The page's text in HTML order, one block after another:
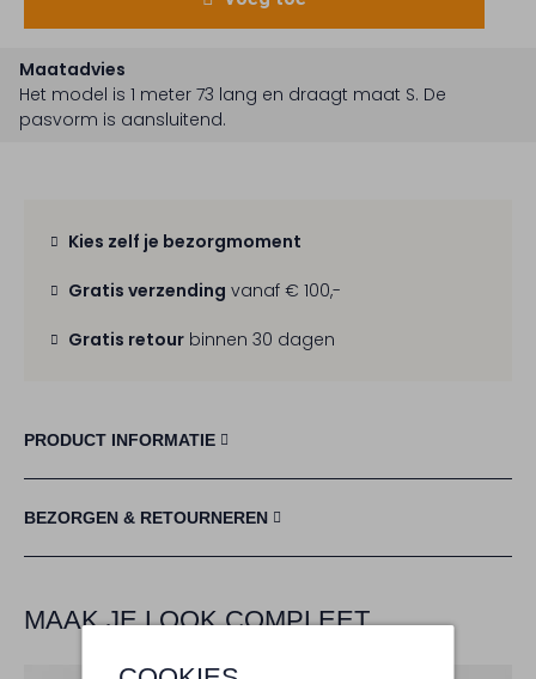
Maatadvies
Het model is 1 meter 73 lang en draagt maat S. De
pasvorm is aansluitend.
Kies zelf je bezorgmoment
Gratis verzending vanaf € 100,-
Gratis retour binnen 30 dagen
PRODUCT INFORMATIE
BEZORGEN & RETOURNEREN
MAAK JE LOOK COMPLEET